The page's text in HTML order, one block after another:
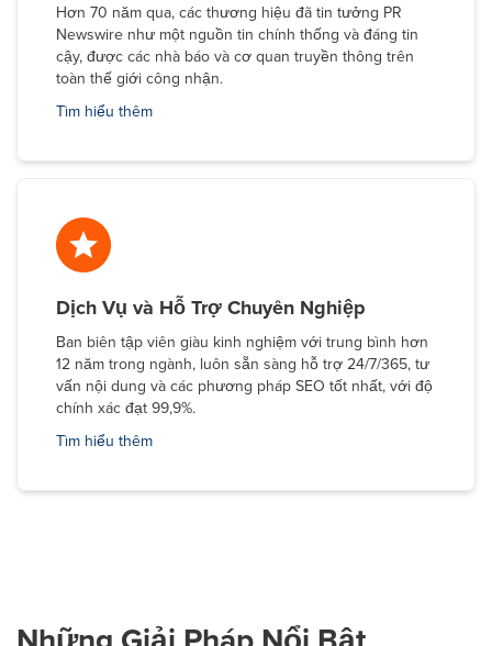
Hơn 70 năm qua, các thương hiệu đã tin tưởng PR
Newswire như một nguồn tin chính thống và đáng tin
cậy, được các nhà báo và cơ quan truyền thông trên
toàn thế giới công nhận.
Tìm hiểu thêm
Dịch Vụ và Hỗ Trợ Chuyên Nghiệp
Ban biên tập viên giàu kinh nghiệm với trung bình hơn
12 năm trong ngành, luôn sẵn sàng hỗ trợ 24/7/365, tư
vấn nội dung và các phương pháp SEO tốt nhất, với độ
chính xác đạt 99,9%.
Tìm hiểu thêm